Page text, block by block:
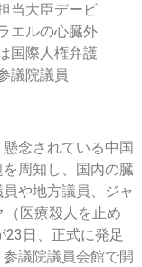
当大臣デービ
エルの心臓外
国際人権弁護
議院議員
念されている中国
周知し、国内の臓
や地方議員、ジャ
（医療殺人を止め
23日、正式に発足
議院議員会館で開